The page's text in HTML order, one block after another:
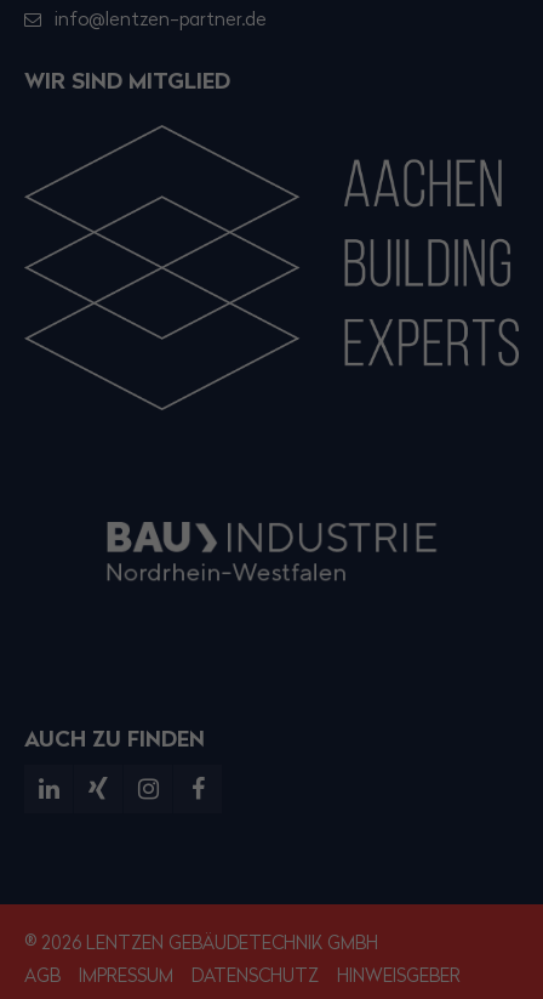
info@lentzen-partner.de
WIR SIND MITGLIED
AUCH ZU FINDEN
® 2026 LENTZEN GEBÄUDETECHNIK GMBH
AGB
IMPRESSUM DATENSCHUTZ HINWEISGEBER